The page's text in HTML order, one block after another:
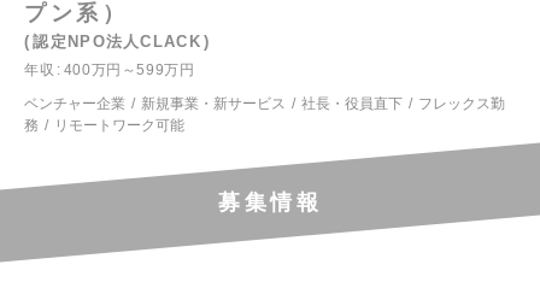
プン系）
認定NPO法人CLACK
年収
400万円～599万円
ベンチャー企業
新規事業・新サービス 社長・役員直下
フレックス勤
務
リモートワーク可能
募集情報